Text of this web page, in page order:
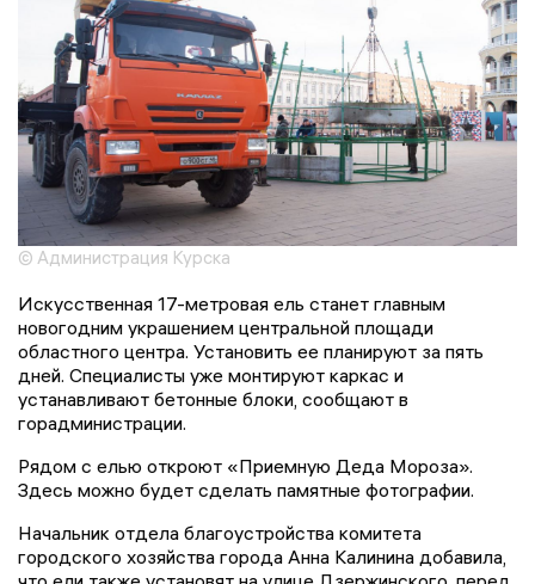
© Администрация Курска
Искусственная 17-метровая ель станет главным
новогодним украшением центральной площади
областного центра. Установить ее планируют за пять
дней. Специалисты уже монтируют каркас и
устанавливают бетонные блоки, сообщают в
горадминистрации.
Рядом с елью откроют «Приемную Деда Мороза».
Здесь можно будет сделать памятные фотографии.
Начальник отдела благоустройства комитета
городского хозяйства города Анна Калинина добавила,